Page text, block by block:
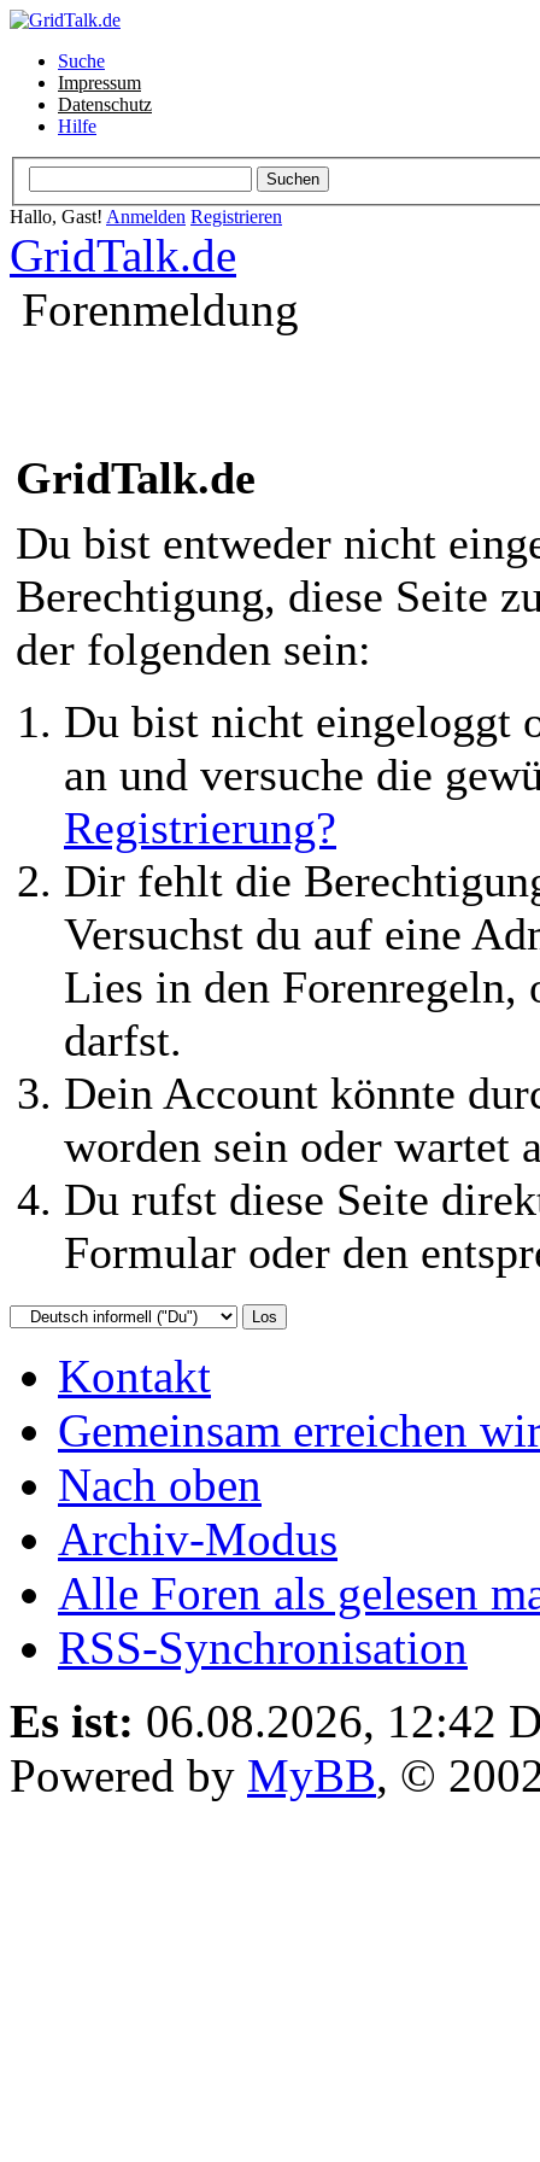
Suche
Impressum
Datenschutz
Hilfe
Hallo, Gast! Anmelden Registrieren
GridTalk.de
Forenmeldung
GridTalk.de
Du bist entweder nicht
Berechtigung, diese Seite
der folgenden sein:
Du bist nicht eingeloggt
an und versuche die
Registrierung?
Dir fehlt die
Versuchst du auf eine
Lies in den Forenregeln,
darfst.
Dein Account könnte
worden sein oder wartet
Du rufst diese Seite
Formular oder den
Kontakt
Gemeinsam erreichen
Nach oben
Archiv-Modus
Alle Foren als gelesen
RSS-Synchronisation
Es ist: 06.08.2026, 12:42
Powered by MyBB, ©